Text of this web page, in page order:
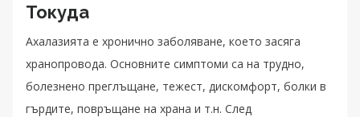
Токуда
Ахалазията е хронично заболяване, което засяга
хранопровода. Основните симптоми са на трудно,
болезнено преглъщане, тежест, дискомфорт, болки в
гърдите, повръщане на храна и т.н. След